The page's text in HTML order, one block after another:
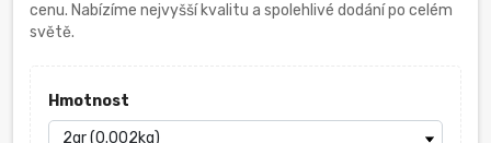
cenu. Nabízíme nejvyšší kvalitu a spolehlivé dodání po celém
světě.
Hmotnost